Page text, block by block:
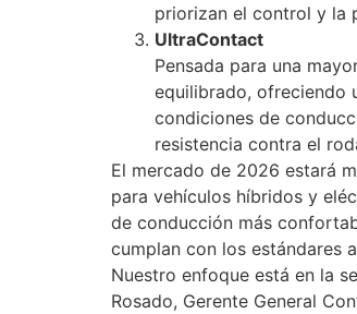
priorizan el control y la
UltraContact
Pensada para una
equilibrado, ofreciendo
condiciones de
resistencia contra el
El mercado de 2026 estará
para vehículos híbridos y
de conducción más
cumplan con los estándares
Nuestro enfoque está en la
Rosado, Gerente General